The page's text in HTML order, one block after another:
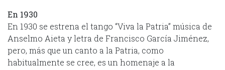
En 1930
En 1930 se estrena el tango “Viva la Patria” música de
Anselmo Aieta y letra de Francisco García Jiménez,
pero, más que un canto a la Patria, como
habitualmente se cree, es un homenaje a la